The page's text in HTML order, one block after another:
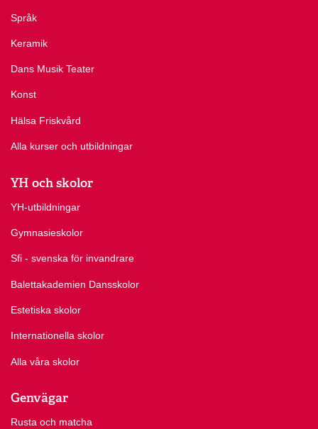
Språk
Keramik
Dans Musik Teater
Konst
Hälsa Friskvård
Alla kurser och utbildningar
YH och skolor
YH-utbildningar
Gymnasieskolor
Sfi - svenska för invandrare
Balettakademien Dansskolor
Estetiska skolor
Internationella skolor
Alla våra skolor
Genvägar
Rusta och matcha